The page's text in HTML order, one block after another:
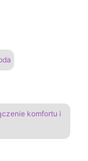
komfortu i